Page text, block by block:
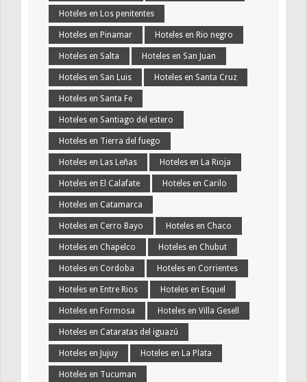
Hoteles en Los penitentes
Hoteles en Pinamar Hoteles en Rio negro
Hoteles en Salta Hoteles en San Juan
Hoteles en San Luis Hoteles en Santa Cruz
Hoteles en Santa Fe
Hoteles en Santiago del estero
Hoteles en Tierra del fuego
Hoteles en Las Leñas Hoteles en La Rioja
Hoteles en El Calafate Hoteles en Carilo
Hoteles en Catamarca
Hoteles en Cerro Bayo Hoteles en Chaco
Hoteles en Chapelco Hoteles en Chubut
Hoteles en Cordoba Hoteles en Corrientes
Hoteles en Entre Rios Hoteles en Esquel
Hoteles en Formosa Hoteles en Villa Gesell
Hoteles en Cataratas del iguazú
Hoteles en Jujuy Hoteles en La Plata
Hoteles en Tucuman